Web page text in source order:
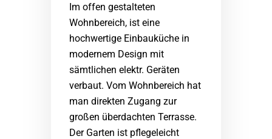
Im offen gestalteten
Wohnbereich, ist eine
hochwertige Einbauküche in
modernem Design mit
sämtlichen elektr. Geräten
verbaut. Vom Wohnbereich hat
man direkten Zugang zur
großen überdachten Terrasse.
Der Garten ist pflegeleicht